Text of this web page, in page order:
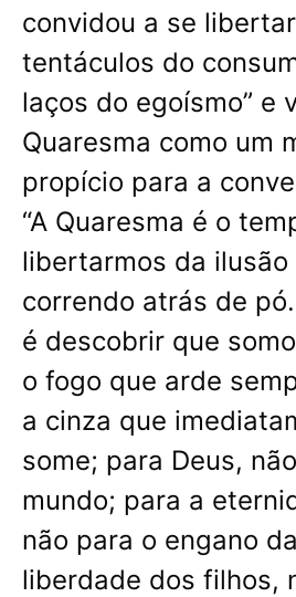
convidou a se
tentáculos do
laços do egoísmo” e
Quaresma como um
propício para a
“A Quaresma é o
libertarmos da
correndo atrás de
é descobrir que
o fogo que arde
a cinza que
some; para Deus,
mundo; para a
não para o engano
liberdade dos filhos,